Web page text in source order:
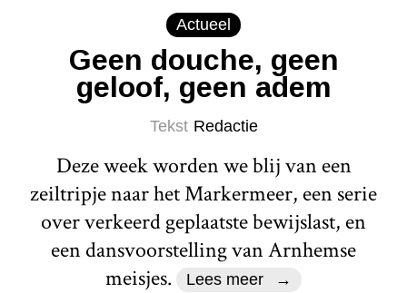
Actueel
Geen douche, geen
geloof, geen adem
Tekst Redactie
Deze week worden we blij van een
zeiltripje naar het Markermeer, een serie
over verkeerd geplaatste bewijslast, en
een dansvoorstelling van Arnhemse
meisjes.
Lees meer